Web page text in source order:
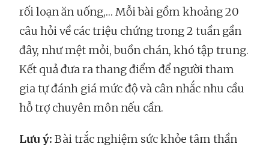
rối loạn ăn uống,… Mỗi bài gồm khoảng 20
câu hỏi về các triệu chứng trong 2 tuần gần
đây, như mệt mỏi, buồn chán, khó tập trung.
Kết quả đưa ra thang điểm để người tham
gia tự đánh giá mức độ và cân nhắc nhu cầu
hỗ trợ chuyên môn nếu cần.
Lưu ý: Bài trắc nghiệm sức khỏe tâm thần